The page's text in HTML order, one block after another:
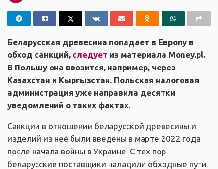
Беларусская древесина попадает в Европу в
обход санкций, следует из материала Money.pl.
В Польшу она ввозится, например, через
Казахстан и Кыргызстан. Польская налоговая
администрация уже направила десятки
уведомлений о таких фактах.
Санкции в отношении беларусской древесины и
изделий из неё были введены в марте 2022 года
после начала войны в Украине. С тех пор
беларусские поставщики наладили обходные пути